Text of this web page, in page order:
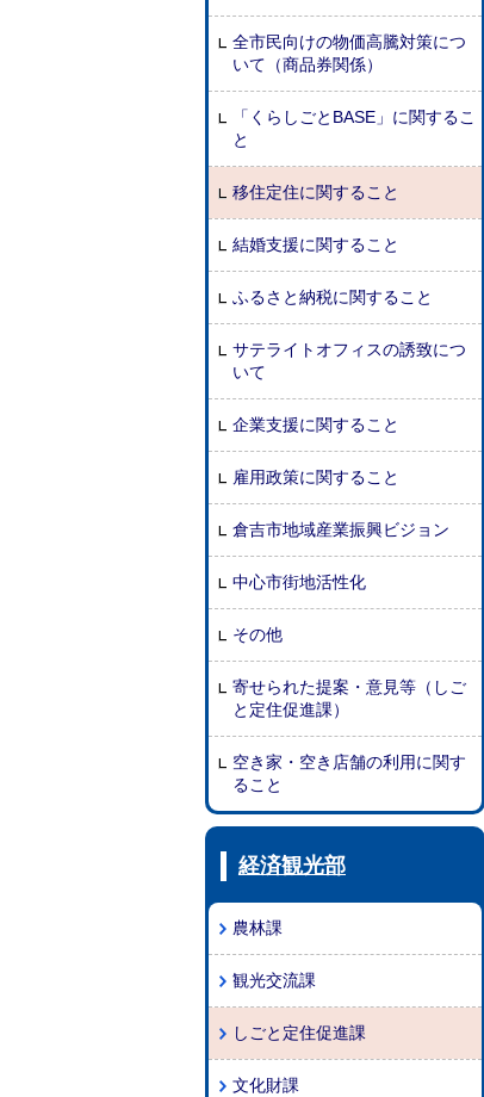
全市民向けの物価高騰対策につ
いて（商品券関係）
「くらしごとBASE」に関するこ
と
移住定住に関すること
結婚支援に関すること
ふるさと納税に関すること
サテライトオフィスの誘致につ
いて
企業支援に関すること
雇用政策に関すること
倉吉市地域産業振興ビジョン
中心市街地活性化
その他
寄せられた提案・意見等（しご
と定住促進課）
空き家・空き店舗の利用に関す
ること
経済観光部
農林課
観光交流課
しごと定住促進課
文化財課